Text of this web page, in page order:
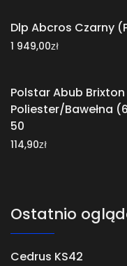
Dlp Abcros Czarny
1 949,00zł
Polstar Abub
Poliester/Bawełna
50
114,90zł
Ostatnio
Cedrus KS42